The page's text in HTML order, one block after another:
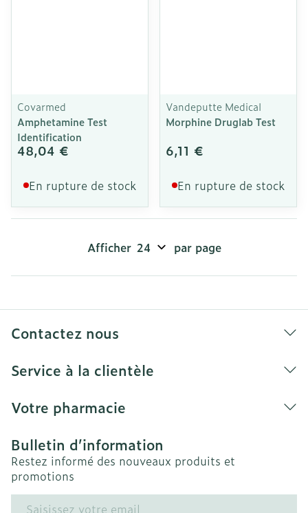
Covarmed
Amphetamine Test
Identification
48,04 €
En rupture de stock
Vandeputte Medical
Morphine Druglab Test
6,11 €
En rupture de stock
Afficher par page
Contactez nous
Service à la clientèle
Votre pharmacie
Bulletin d’information
Restez informé des nouveaux produits et
promotions
Adresse mail